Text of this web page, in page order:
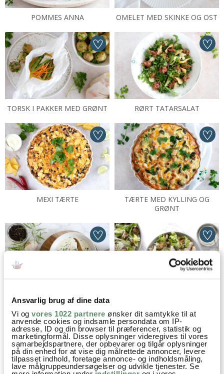
Ansvarlig brug af dine data
Vi og vores 1022 partnere ønsker dit samtykke til at
anvende cookies og indsamle persondata om IP-
adresse, ID og din browser til præferencer, statistik og
marketingformål. Disse oplysninger videregives til vores
samarbejdspartnere, der opbevarer og tilgår oplysninger
på din enhed for at vise dig målrettede annoncer, levere
tilpasset indhold, foretage annonce- og indholdsmåling,
lave målgruppeundersøgelser og udvikle tjenester. Se
POMMES ANNA OMELET MED SKINKE OG OST
TORSK I PAKKER MED GRØNT RØRT TATARSALAT
MEXI TÆRTE
TÆRTE MED KYLLING OG
GRØNT
KOLD BEARNAISE DRESSING